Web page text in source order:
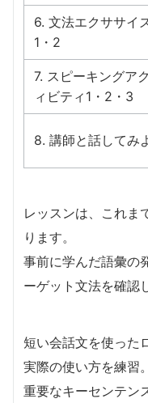
6. 文法エクササイ
1・2
7. スピーキングア
ィビティ1・2・3
8. 講師と話してみ
レッスンは、これま
ります。
事前に学んだ語彙の
ーゲット文法を確認
短い会話文を使った
実際の使い方を練習。
重要なキーセンテン